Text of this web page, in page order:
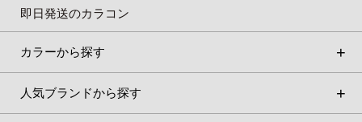
即日発送のカラコン
カラーから探す
人気ブランドから探す